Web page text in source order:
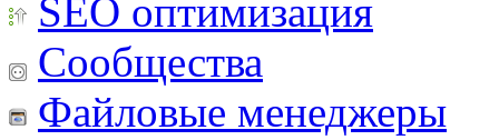
SEO оптимизация
Сообщества
Файловые менеджеры